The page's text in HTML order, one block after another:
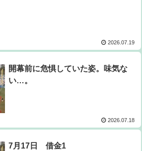
2026.07.19
開幕前に危惧していた姿。味気な
い…。
2026.07.18
7月17日 借金1